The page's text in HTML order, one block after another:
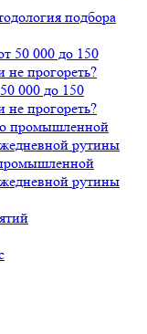
подбора
000 до 150
не прогореть?
рутины